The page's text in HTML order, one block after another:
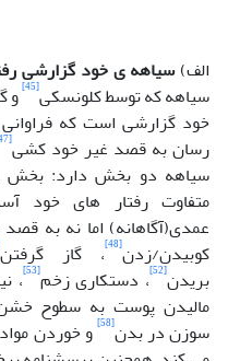
الف)سیاهه ی خود گزارشی
سیاهه که توسط کلونسکی[45] و
خود گزارشی است که
رسان به قصد غیر خود کشی[47]
متفاوت رفتار های خود
عمدی(آگاهانه) اما نه به
کوبیدن/زدن[48] ، گاز گرفتن
بریدن[52] ، دستکاری زخم[53] ،
مالیدن پوست به سطوح
سوزن در بدن[58] و خوردن